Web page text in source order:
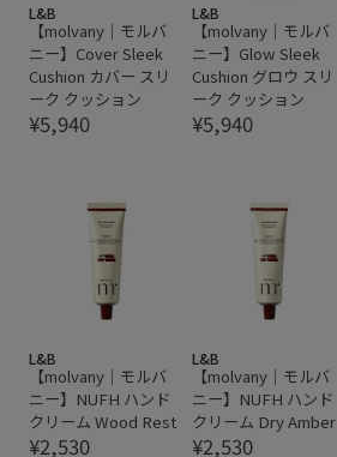
L&B
【molvany｜モルバ
ニー】Cover Sleek
Cushion カバー スリ
ーク クッション
¥5,940
L&B
【molvany｜モルバ
ニー】Glow Sleek
Cushion グロウ スリ
ーク クッション
¥5,940
L&B
【molvany｜モルバ
ニー】NUFH ハンド
クリーム Wood Rest
¥2,530
L&B
【molvany｜モルバ
ニー】NUFH ハンド
クリーム Dry Amber
¥2,530